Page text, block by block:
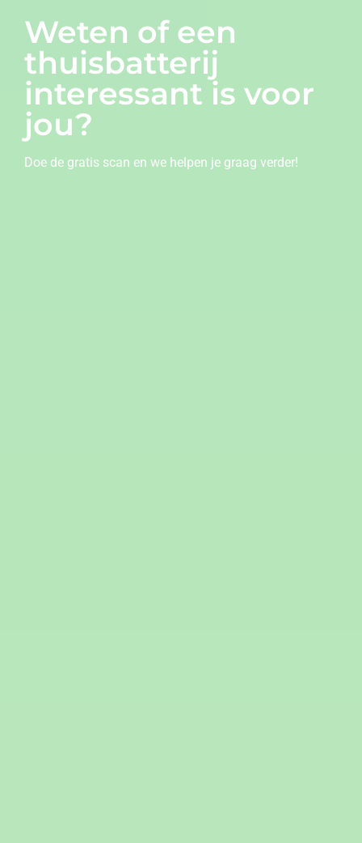
Weten of een
thuisbatterij
interessant is voor
jou?
Doe de gratis scan en we helpen je graag verder!